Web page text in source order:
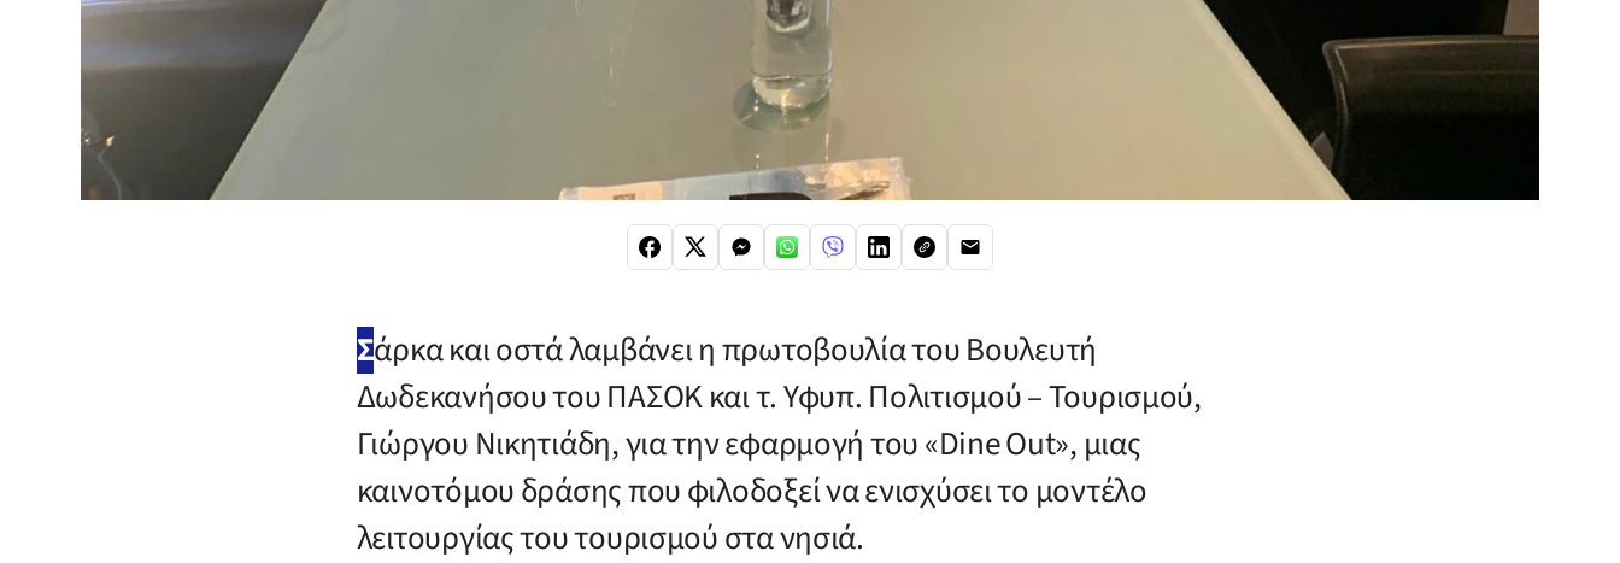
Σάρκα και οστά λαμβάνει η πρωτοβουλία του Βουλευτή
Δωδεκανήσου του ΠΑΣΟΚ και τ. Υφυπ. Πολιτισμού – Τουρισμού,
Γιώργου Νικητιάδη, για την εφαρμογή του «Dine Out», μιας
καινοτόμου δράσης που φιλοδοξεί να ενισχύσει το μοντέλο
λειτουργίας του τουρισμού στα νησιά.